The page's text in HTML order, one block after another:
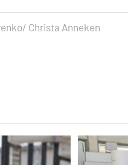
Christa Anneken